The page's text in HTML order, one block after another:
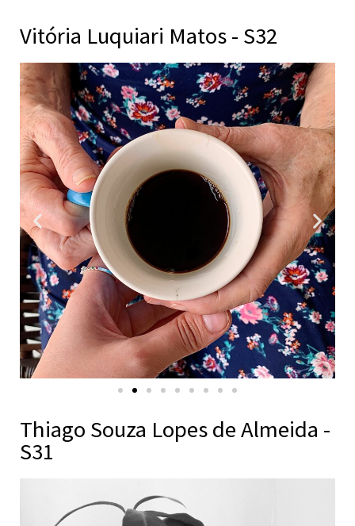
Vitória Luquiari Matos - S32
Thiago Souza Lopes de Almeida -
S31